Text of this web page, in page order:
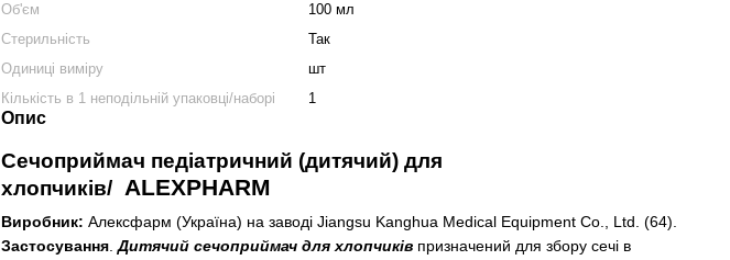
Об'єм
100 мл
Стерильність
Так
Одиниці виміру
шт
Кількість в 1 неподільній упаковці/наборі
1
Опис
Сечоприймач педіатричний (дитячий) для
хлопчиків/ ALEXPHARM
Виробник: Алексфарм (Україна) на заводі Jiangsu Kanghua Medical Equipment Co., Ltd. (64).
Застосування .Дитячий сечоприймач для хлопчиків призначений для збору сечі в